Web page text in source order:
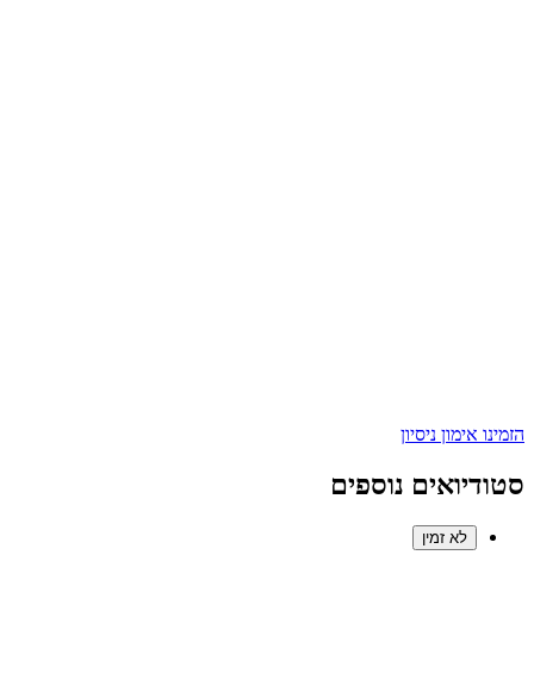
הזמינו אימון ניסיון
סטודיואים נוספים
לא זמין